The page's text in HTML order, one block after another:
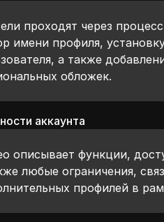
проходят через
имени профиля,
а также
обложек.
аккаунта
описывает функции,
любые ограничения,
профилей в